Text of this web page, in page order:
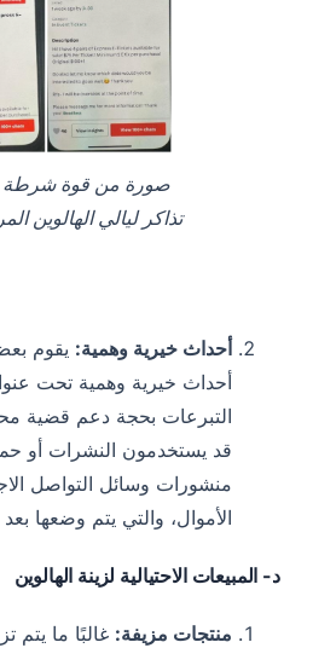
صورة من قوة شرطة
تذاكر ليالي الهالوين
أحداث خيرية وهمية: يقوم
أحداث خيرية وهمية تحت
التبرعات بحجة دعم قضية
قد يستخدمون النشرات أو
منشورات وسائل التواصل
الأموال، والتي يتم وضعها
د- المبيعات الاحتيالية لزينة الهالوين
منتجات مزيفة: غالبًا ما يتم